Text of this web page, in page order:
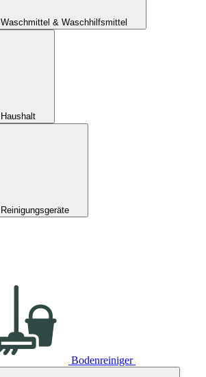
Waschmittel & Waschhilfsmittel
Haushalt
Reinigungsgeräte
Bodenreiniger